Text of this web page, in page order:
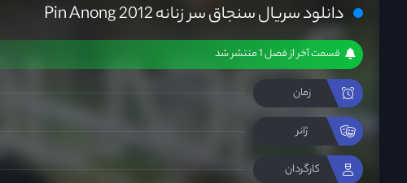
دانلود سریال سنجاق سر زنانه Pin Anong 2012
قسمت آخر از فصل 1 منتشر شد
زمان
ژانر
کارگردان